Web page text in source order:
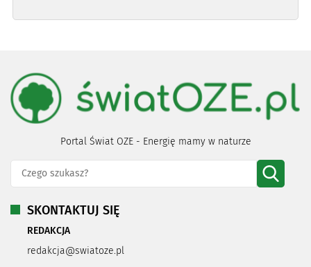
Portal Świat OZE - Energię mamy w naturze
SKONTAKTUJ SIĘ
REDAKCJA
redakcja@swiatoze.pl